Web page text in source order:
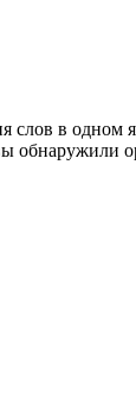
слов в одном
обнаружили